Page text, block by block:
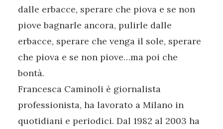
dalle erbacce, sperare che piova e se non
piove bagnarle ancora, pulirle dalle
erbacce, sperare che venga il sole, sperare
che piova e se non piove…ma poi che
bontà.
Francesca Caminoli è giornalista
professionista, ha lavorato a Milano in
quotidiani e periodici. Dal 1982 al 2003 ha